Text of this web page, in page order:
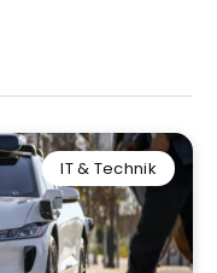
IT & Technik